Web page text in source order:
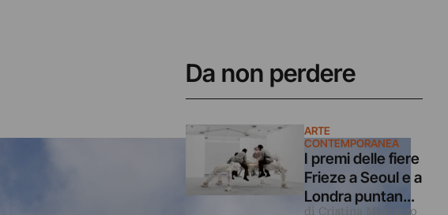
Da non perdere
ARTE
CONTEMPORANEA
I premi delle fiere
Frieze a Seoul e a
Londra puntano
di Cristina Masturzo